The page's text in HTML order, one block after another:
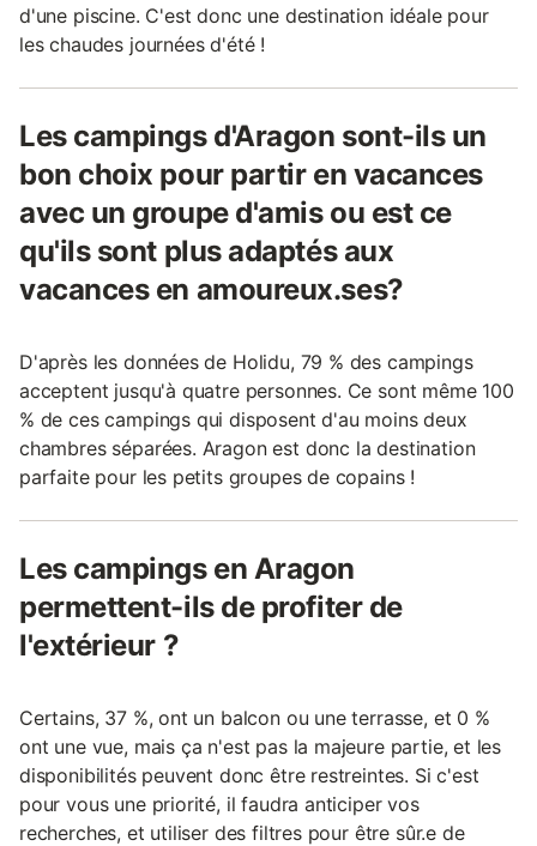
d'une piscine. C'est donc une destination idéale pour
les chaudes journées d'été !
Les campings d'Aragon sont-ils un
bon choix pour partir en vacances
avec un groupe d'amis ou est ce
qu'ils sont plus adaptés aux
vacances en amoureux.ses?
D'après les données de Holidu, 79 % des campings
acceptent jusqu'à quatre personnes. Ce sont même 100
% de ces campings qui disposent d'au moins deux
chambres séparées. Aragon est donc la destination
parfaite pour les petits groupes de copains !
Les campings en Aragon
permettent-ils de profiter de
l'extérieur ?
Certains, 37 %, ont un balcon ou une terrasse, et 0 %
ont une vue, mais ça n'est pas la majeure partie, et les
disponibilités peuvent donc être restreintes. Si c'est
pour vous une priorité, il faudra anticiper vos
recherches, et utiliser des filtres pour être sûr.e de